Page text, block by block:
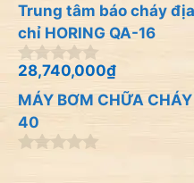
g
o
à
i
5
Trung tâm báo cháy
chỉ HORING QA-16
0
g
o
à
i
28,740,000₫
MÁY BƠM CHỮA
40